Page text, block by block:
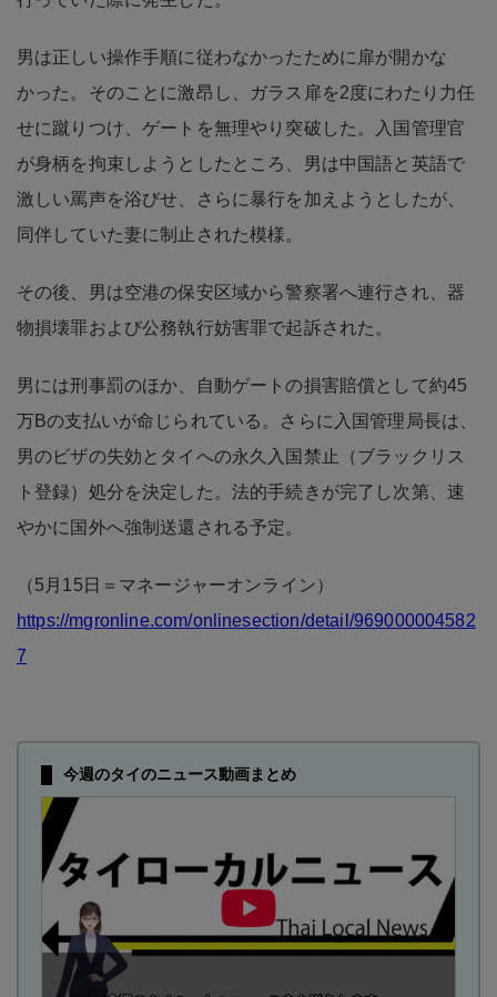
男は正しい操作手順に従わなかったために扉が開かな
かった。そのことに激昂し、ガラス扉を2度にわたり力任
せに蹴りつけ、ゲートを無理やり突破した。入国管理官
が身柄を拘束しようとしたところ、男は中国語と英語で
激しい罵声を浴びせ、さらに暴行を加えようとしたが、
同伴していた妻に制止された模様。
その後、男は空港の保安区域から警察署へ連行され、器
物損壊罪および公務執行妨害罪で起訴された。
男には刑事罰のほか、自動ゲートの損害賠償として約45
万Bの支払いが命じられている。さらに入国管理局長は、
男のビザの失効とタイへの永久入国禁止（ブラックリス
ト登録）処分を決定した。法的手続きが完了し次第、速
やかに国外へ強制送還される予定。
（5月15日＝マネージャーオンライン）
https://mgronline.com/onlinesection/detail/969000004582
7
今週のタイのニュース動画まとめ